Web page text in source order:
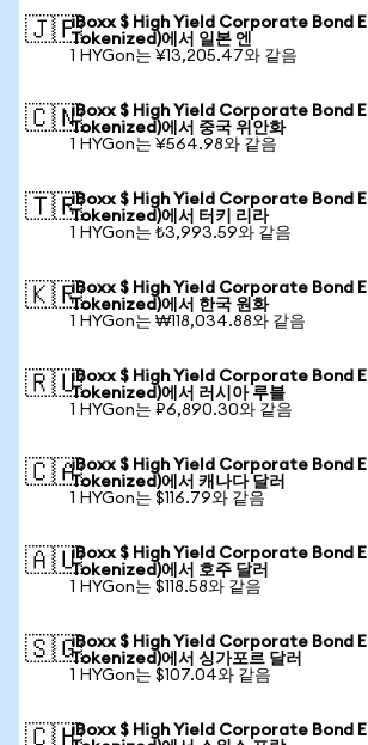
🇯🇵iBoxx $ High Yield Corporate Bond
Tokenized)에서 일본 엔
1 HYGon는 ¥13,205.47와 같음
🇨🇳iBoxx $ High Yield Corporate Bond
Tokenized)에서 중국 위안화
1 HYGon는 ¥564.98와 같음
🇹🇷iBoxx $ High Yield Corporate Bond
Tokenized)에서 터키 리라
1 HYGon는 ₺3,993.59와 같음
🇰🇷iBoxx $ High Yield Corporate Bond
Tokenized)에서 한국 원화
1 HYGon는 ₩118,034.88와 같음
🇷🇺iBoxx $ High Yield Corporate Bond
Tokenized)에서 러시아 루블
1 HYGon는 ₽6,890.30와 같음
🇨🇦iBoxx $ High Yield Corporate Bond
Tokenized)에서 캐나다 달러
1 HYGon는 $116.79와 같음
🇦🇺iBoxx $ High Yield Corporate Bond
Tokenized)에서 호주 달러
1 HYGon는 $118.58와 같음
🇸🇬iBoxx $ High Yield Corporate Bond
Tokenized)에서 싱가포르 달러
1 HYGon는 $107.04와 같음
🇨🇭iBoxx $ High Yield Corporate Bond